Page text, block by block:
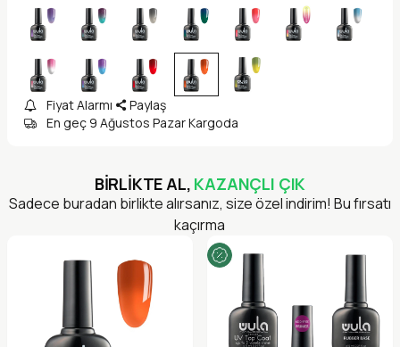
Fiyat Alarmı
Paylaş
En geç 9 Ağustos Pazar Kargoda
BİRLİKTE AL, KAZANÇLI ÇIK
Sadece buradan birlikte alırsanız, size özel indirim! Bu fırsatı
kaçırma